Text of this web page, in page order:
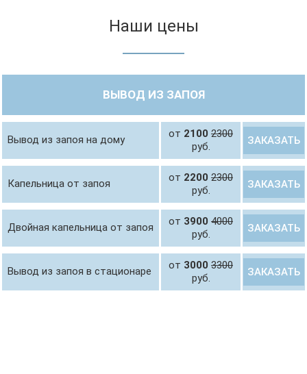
Наши цены
ВЫВОД ИЗ ЗАПОЯ
Вывод из запоя на дому от 2100 2300
руб.
ЗАКАЗАТЬ
Капельница от запоя от 2200 2300
руб.
ЗАКАЗАТЬ
Двойная капельница от запоя от 3900 4000
руб.
ЗАКАЗАТЬ
Вывод из запоя в стационаре от 3000 3300
руб.
ЗАКАЗАТЬ